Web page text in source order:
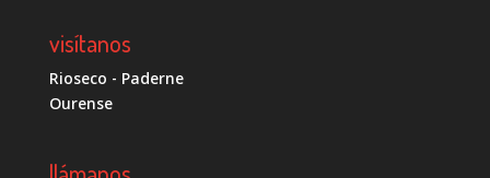
visítanos
Rioseco - Paderne
Ourense